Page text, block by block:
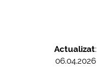
Actualizat:
06.04.2026